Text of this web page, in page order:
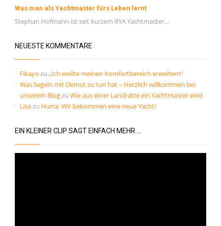
Kommentar-Feed
WordPress.org
Was man als Yachtmaster fürs Leben lernt
Stephan Hofmann ist seit kurzem RYA Yachtmaster...
NEUESTE KOMMENTARE
Fikayo zu „Ich wollte meinen Komfortbereich erweitern“
Was Segeln mit Demut zu tun hat – Herzlich willkommen bei
unserem Blog zu Wie aus einer Landratte ein Yachtmaster wird
Lisa zu Hurra: Wir bekommen eine neue Yacht!
EIN KLEINER CLIP SAGT EINFACH MEHR …